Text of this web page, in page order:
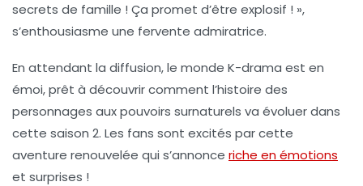
secrets de famille ! Ça promet d’être explosif ! »,
s’enthousiasme une fervente admiratrice.
En attendant la diffusion, le monde K-drama est en
émoi, prêt à découvrir comment l’histoire des
personnages auxpouvoirs surnaturels va évoluer dans
cette saison 2. Les fans sont excités par cette
aventure renouvelée qui s’annonce riche en émotions
et surprises !